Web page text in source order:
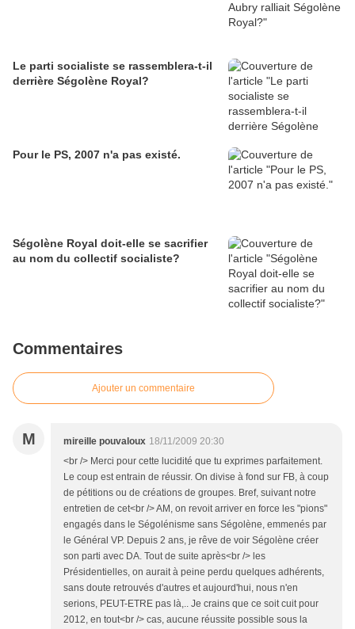
Le parti socialiste se rassemblera-t-il
derrière Ségolène Royal?
Pour le PS, 2007 n'a pas existé.
Ségolène Royal doit-elle se sacrifier
au nom du collectif socialiste?
Commentaires
Ajouter un commentaire
M mireille pouvaloux 18/11/2009 20:30
<br /> Merci pour cette lucidité que tu exprimes parfaitement.
Le coup est entrain de réussir. On divise à fond sur FB, à coup
de pétitions ou de créations de groupes. Bref, suivant notre
entretien de cet<br /> AM, on revoit arriver en force les "pions"
engagés dans le Ségolénisme sans Ségolène, emmenés par
le Général VP. Depuis 2 ans, je rêve de voir Ségolène créer
son parti avec DA. Tout de suite après<br /> les
Présidentielles, on aurait à peine perdu quelques adhérents,
sans doute retrouvés d'autres et aujourd'hui, nous n'en
serions, PEUT-ETRE pas là,.. Je crains que ce soit cuit pour
2012, en tout<br /> cas, aucune réussite possible sous la